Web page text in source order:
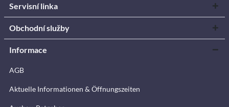
Servisní linka
Obchodní služby
Informace
AGB
Aktuelle Informationen & Öffnungszeiten